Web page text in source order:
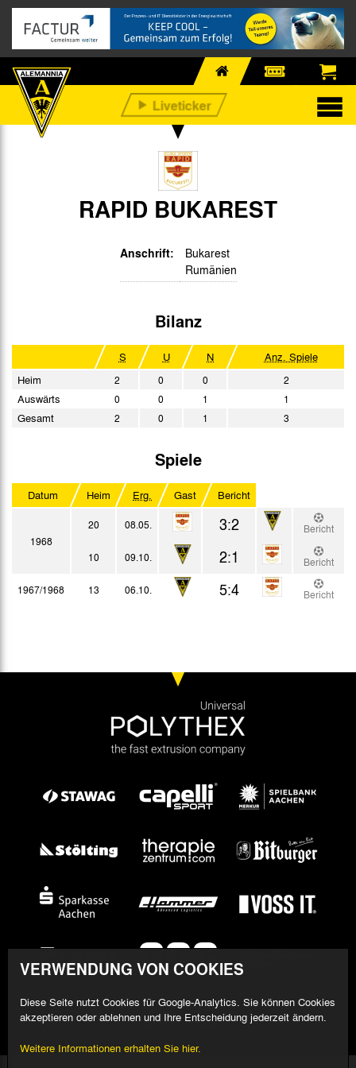
RAPID BUKAREST
Anschrift:
Bukarest
Rumänien
Bilanz
S U N
Anz. Spiele
Heim
2 0 0 2
Auswärts 0 0 1 1
Gesamt 2 0 1 3
Spiele
Datum Heim Erg. Gast Bericht
1968
20 08.05. 3:2
Bericht
10
09.10. 2:1
Bericht
1967/1968
13 06.10. 5:4 Bericht
VERWENDUNG VON COOKIES
Diese Seite nutzt Cookies für Google-Analytics. Sie können Cookies
akzeptieren oder ablehnen und Ihre Entscheidung jederzeit ändern.
Weitere Informationen erhalten Sie hier.